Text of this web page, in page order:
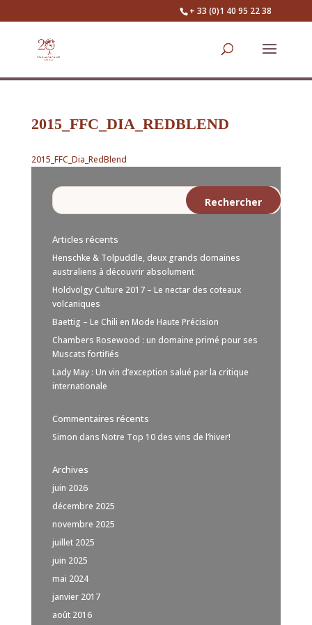
+ 33 (0)1 40 95 22 38
2015_FFC_DIA_REDBLEND
2015_FFC_Dia_RedBlend
Articles récents
Henschke & Tolpuddle, deux grands domaines
australiens à découvrir absolument
Holdvölgy Culture 2017 – Le nectar des coteaux
volcaniques
Baettig – Le Chili en Mode Haute Précision
Chambers Rosewood : un domaine primé pour ses
Muscats fortifiés
Lady May : Un vin d’exception salué par la critique
internationale
Commentaires récents
Simon dans Notre Top 10 des vins de l’hiver!
Archives
juin 2026
décembre 2025
novembre 2025
juillet 2025
juin 2025
mai 2024
janvier 2017
août 2016